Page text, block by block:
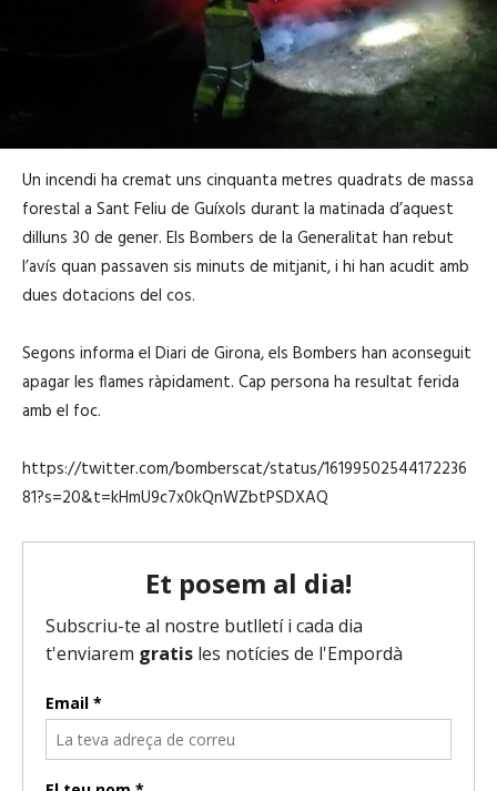
Un incendi ha cremat uns cinquanta metres quadrats de massa
forestal a Sant Feliu de Guíxols durant la matinada d’aquest
dilluns 30 de gener. Els Bombers de la Generalitat han rebut
l’avís quan passaven sis minuts de mitjanit, i hi han acudit amb
dues dotacions del cos.
Segons informa el Diari de Girona, els Bombers han aconseguit
apagar les flames ràpidament. Cap persona ha resultat ferida
amb el foc.
https://twitter.com/bomberscat/status/16199502544172236
81?s=20&t=kHmU9c7x0kQnWZbtPSDXAQ